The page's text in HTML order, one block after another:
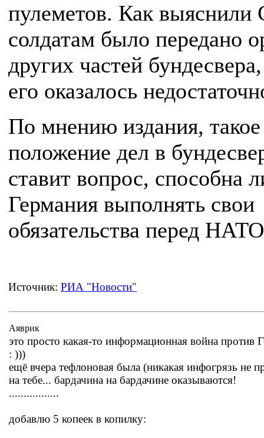
пулеметов. Как
солдатам было передано
других частей
его оказалось
По мнению издания, такое
положение дел в
ставит вопрос, способна
Германия выполнять свои
обязательства перед
Источник: РИА "Новости"
Аяврик
это просто какая-то информационная война против
: )))
ещё вчера тефлоновая была (никакая инфогрязь не
на тебе... бардачина на бардачине оказываются!
.................
добавлю 5 копеек в копилку: